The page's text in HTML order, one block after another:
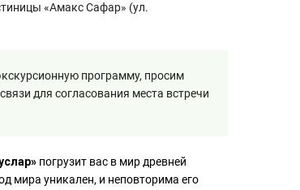
«Амакс Сафар» (ул.
программу, просим
для согласования места встречи
погрузит вас в мир древней
мира уникален, и неповторима его